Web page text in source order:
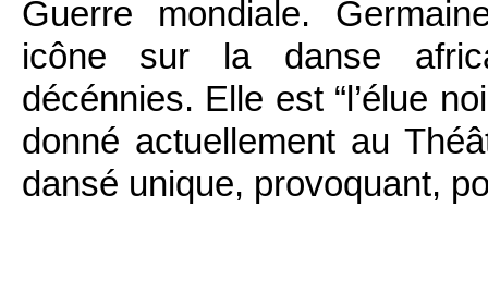
Guerre mondiale.
icône sur la danse
décénnies. Elle est “l’élue
donné actuellement au
dansé unique, provoquant,